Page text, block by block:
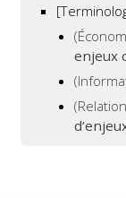
enjeux